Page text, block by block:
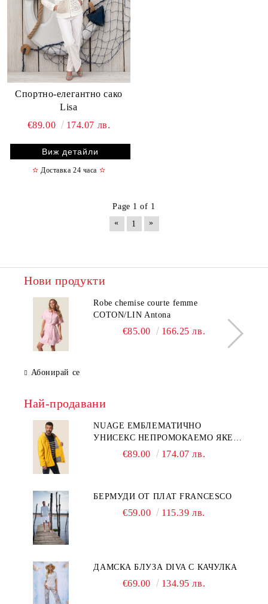
Спортно-елегантно сако
Lisa
€89.00
174.07 лв.
Виж детайли
✫ Доставка 24 часа ✫
Page 1 of 1
«
1 »
Нови продукти
Robe chemise courte femme
COTON/LIN Antona
€85.00 166.25 лв.
Абонирай се
Най-продавани
NUAGE ЕМБЛЕМАТИЧНО
УНИСЕКС НЕПРОМОКАЕМО ЯКЕ
NUAGE€89.00 174.07 лв.
БЕРМУДИ ОТ ПЛАТ FRANCESCO
€59.00 115.39 лв.
ДАМСКА БЛУЗА DIVA С КАЧУЛКА
€69.00 134.95 лв.